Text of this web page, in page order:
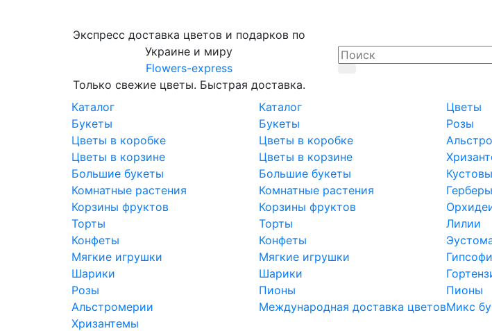
Экспресс доставка цветов и подарков по
Украине и миру
Flowers-express
Только свежие цветы. Быстрая доставка.
Каталог
Букеты
Цветы в коробке
Цветы в корзине
Большие букеты
Комнатные растения
Корзины фруктов
Торты
Конфеты
Мягкие игрушки
Шарики
Розы
Альстромерии
Хризантемы
Каталог
Букеты
Цветы в коробке
Цветы в корзине
Большие букеты
Комнатные растения
Корзины фруктов
Торты
Конфеты
Мягкие игрушки
Шарики
Пионы
Международная доставка цветов
Цветы
Розы
Герберы
Лилии
Пионы
Микс